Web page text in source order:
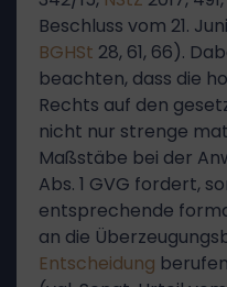
Beschluss vom 21.
BGHSt 28, 61, 66).
beachten, dass die
Rechts auf den
nicht nur strenge
Maßstäbe bei der
Abs. 1 GVG fordert,
entsprechende
an die
Entscheidung